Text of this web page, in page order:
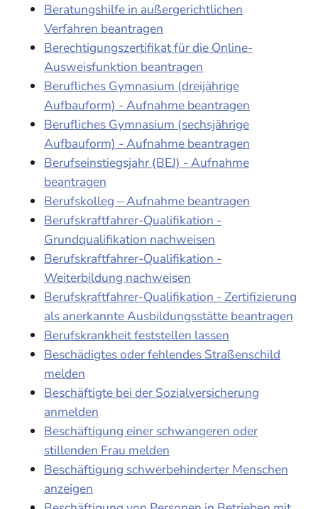
Beratungshilfe in außergerichtlichen
Verfahren beantragen
Berechtigungszertifikat für die Online-
Ausweisfunktion beantragen
Berufliches Gymnasium (dreijährige
Aufbauform) - Aufnahme beantragen
Berufliches Gymnasium (sechsjährige
Aufbauform) - Aufnahme beantragen
Berufseinstiegsjahr (BEJ) - Aufnahme
beantragen
Berufskolleg – Aufnahme beantragen
Berufskraftfahrer-Qualifikation -
Grundqualifikation nachweisen
Berufskraftfahrer-Qualifikation -
Weiterbildung nachweisen
Berufskraftfahrer-Qualifikation - Zertifizierung
als anerkannte Ausbildungsstätte beantragen
Berufskrankheit feststellen lassen
Beschädigtes oder fehlendes Straßenschild
melden
Beschäftigte bei der Sozialversicherung
anmelden
Beschäftigung einer schwangeren oder
stillenden Frau melden
Beschäftigung schwerbehinderter Menschen
anzeigen